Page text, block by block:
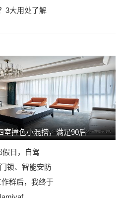
3大用处了解
室撞色小混搭，满足90后
假日，自驾
锁、智能安防
群后，我终于